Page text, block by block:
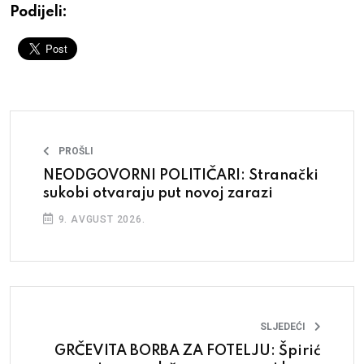
Podijeli:
PROŠLI
NEODGOVORNI POLITIČARI: Stranački
sukobi otvaraju put novoj zarazi
9. AVGUST 2026.
SLJEDEĆI
GRČEVITA BORBA ZA FOTELJU: Špirić